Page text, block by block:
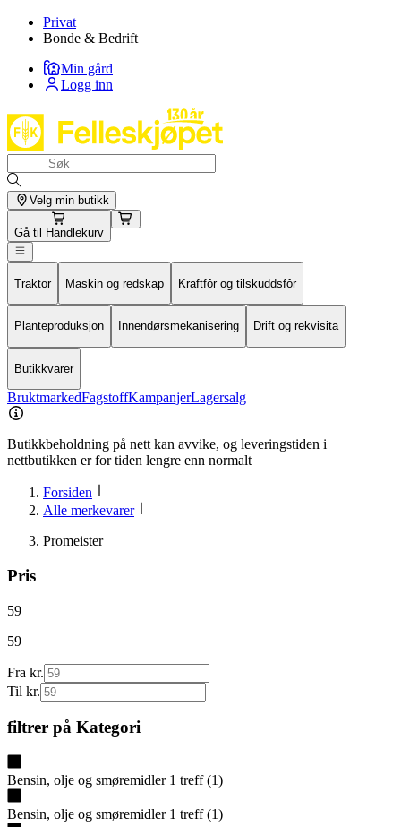
Privat
Bonde & Bedrift
Min gård
Logg inn
Velg min butikk
Gå til Handlekurv
Traktor Maskin og redskap Kraftfôr og tilskuddsfôr
Planteproduksjon Innendørsmekanisering Drift og rekvisita
Butikkvarer
BruktmarkedFagstoffKampanjerLagersalg
Butikkbeholdning på nett kan avvike, og leveringstiden i
nettbutikken er for tiden lengre enn normalt
Forsiden
Alle merkevarer
Promeister
Pris
59
59
Fra kr.
Til kr.
filtrer på Kategori
Bensin, olje og smøremidler 1 treff (1)
Bensin, olje og smøremidler 1 treff (1)